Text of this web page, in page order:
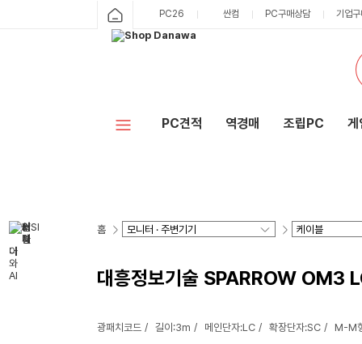
PC26 싼컴 PC구매상담 기업
PC견적 역경매 조립PC 게
홈
대흥정보기술 SPARROW OM3
광패치코드 길이:3m 메인단자:LC 확장단자:SC M-M